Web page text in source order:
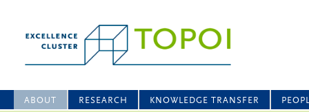
ABOUT RESEARCH KNOWLEDGE TRANSFER